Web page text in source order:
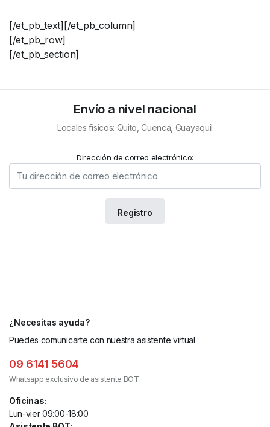
[/et_pb_text][/et_pb_column]
[/et_pb_row]
[/et_pb_section]
Envío a nivel nacional
Locales físicos: Quito, Cuenca, Guayaquil
Dirección de correo electrónico:
¿Necesitas ayuda?
Puedes comunicarte con nuestra asistente virtual
09 6141 5604
Whatsapp exclusivo de asistente BOT.
Oficinas:
Lun-vier 09:00-18:00